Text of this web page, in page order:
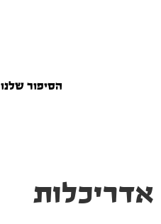
הסיפור שלנו
אדריכלות